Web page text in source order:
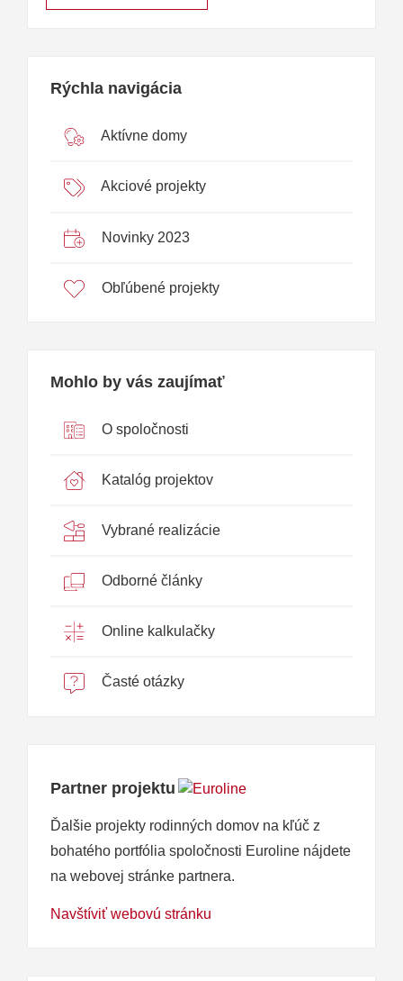
Rýchla navigácia
Aktívne domy
Akciové projekty
Novinky 2023
Obľúbené projekty
Mohlo by vás zaujímať
O spoločnosti
Katalóg projektov
Vybrané realizácie
Odborné články
Online kalkulačky
Časté otázky
Partner projektu
Ďalšie projekty rodinných domov na kľúč z
bohatého portfólia spoločnosti Euroline nájdete
na webovej stránke partnera.
Navštíviť webovú stránku